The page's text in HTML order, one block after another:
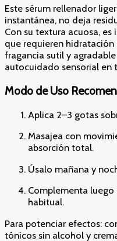
Este sérum rellenador
instantánea, no deja
Con su textura acuosa,
que requieren hidratación
fragancia sutil y
autocuidado sensorial en
Modo de Uso
Aplica 2–3 gotas
Masajea con
absorción total.
Úsalo mañana y
Complementa
habitual.
Para potenciar efectos:
tónicos sin alcohol y